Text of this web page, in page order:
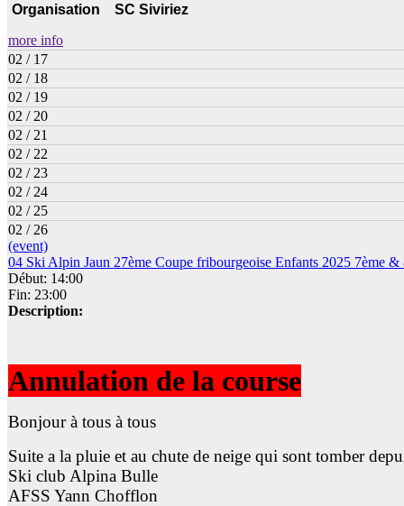
Organisation SC Siviriez
more info
02 / 17
02 / 18
02 / 19
02 / 20
02 / 21
02 / 22
02 / 23
02 / 24
02 / 25
02 / 26
(event)
04 Ski Alpin Jaun 27ème Coupe fribourgeoise Enfants 2025 7ème &
Début: 14:00
Fin: 23:00
Description:
Annulation de la course
Bonjour à tous à tous
Suite a la pluie et au chute de neige qui sont tomber
Ski club Alpina Bulle
AFSS Yann Chofflon